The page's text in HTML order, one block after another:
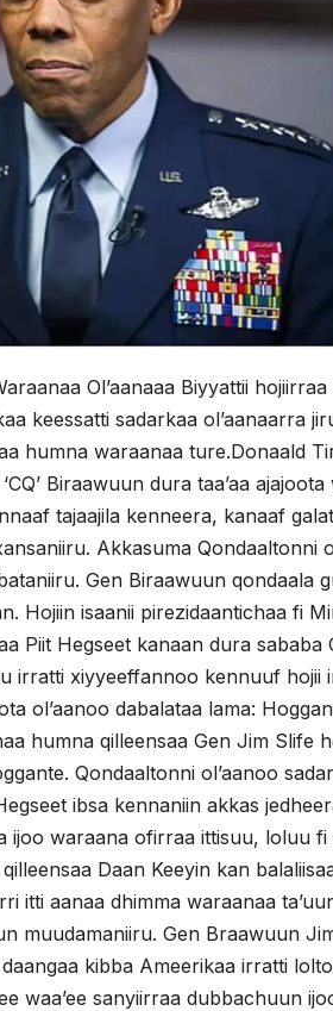
Ol’aanaaa Biyyattii hojiirraa
keessatti sadarkaa ol’aanaarra
humna waraanaa ture.Donaald
Biraawuun dura taa’aa
tajaajila kenneera, kanaaf
Akkasuma Qondaaltonni
Gen Biraawuun qondaala
Hojiin isaanii pirezidaantichaa fi
Piit Hegseet kanaan dura
irratti xiyyeeffannoo kennuuf hojii
ol’aanoo dabalataa lama:
humna qilleensaa Gen Jim Slife
Qondaaltonni ol’aanoo
ibsa kennaniin akkas
ijoo waraana ofirraa ittisuu, loluu fi
Daan Keeyin kan
itti aanaa dhimma waraanaa
muudamaniiru. Gen Braawuun
kibba Ameerikaa irratti
waa’ee sanyiirraa dubbachuun